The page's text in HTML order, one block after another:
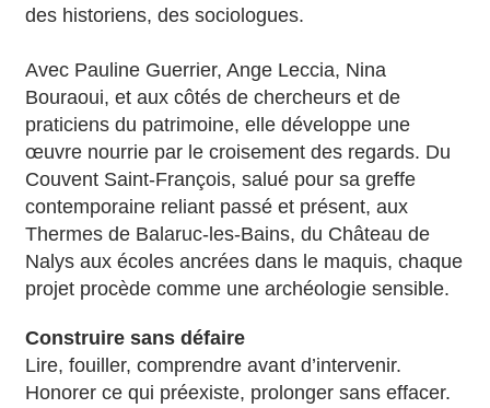
des historiens, des sociologues.
Avec Pauline Guerrier, Ange Leccia, Nina
Bouraoui, et aux côtés de chercheurs et de
praticiens du patrimoine, elle développe une
œuvre nourrie par le croisement des regards. Du
Couvent Saint-François, salué pour sa greffe
contemporaine reliant passé et présent, aux
Thermes de Balaruc-les-Bains, du Château de
Nalys aux écoles ancrées dans le maquis, chaque
projet procède comme une archéologie sensible.
Construire sans défaire
Lire, fouiller, comprendre avant d’intervenir.
Honorer ce qui préexiste, prolonger sans effacer.